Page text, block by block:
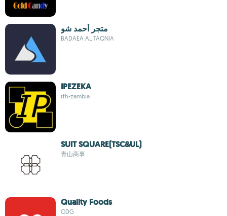
متجر أحمد شو
BADAEA AL TAQNIA
IPEZEKA
tfh-zambia
SUIT SQUARE(TSC&UL)
青山商事
Quality Foods
ODG